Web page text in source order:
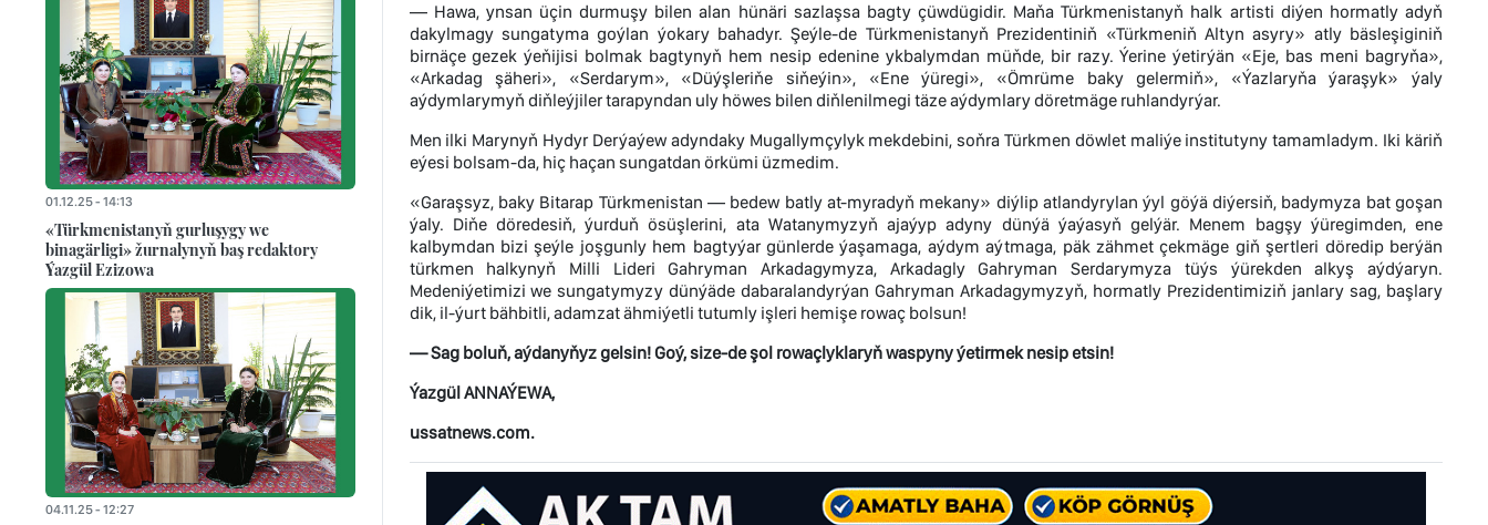
— Hawa, ynsan üçin durmuşy bilen alan hünäri sazlaşsa bagty çüwdügidir. Maňa Türkmenistanyň halk artisti diýen hormatly adyň
dakylmagy sungatyma goýlan ýokary bahadyr. Şeýle-de Türkmenistanyň Prezidentiniň «Türkmeniň Altyn asyry» atly bäsleşiginiň
birnäçe gezek ýeňijisi bolmak bagtynyň hem nesip edenine ykbalymdan müňde, bir razy. Ýerine ýetirýän «Eje, bas meni bagryňa»,
«Arkadag şäheri», «Serdarym», «Düýşleriňe siňeýin», «Ene ýüregi», «Ömrüme baky gelermiň», «Ýazlaryňa ýaraşyk» ýaly
aýdymlarymyň diňleýjiler tarapyndan uly höwes bilen diňlenilmegi täze aýdymlary döretmäge ruhlandyrýar.
Men ilki Marynyň Hydyr Derýaýew adyndaky Mugallymçylyk mekdebini, soňra Türkmen döwlet maliýe institutyny tamamladym. Iki käriň
eýesi bolsam-da, hiç haçan sungatdan örkümi üzmedim.
«Garaşsyz, baky Bitarap Türkmenistan — bedew batly at-myradyň mekany» diýlip atlandyrylan ýyl göýä diýersiň, badymyza bat goşan
ýaly. Diňe döredesiň, ýurduň ösüşlerini, ata Watanymyzyň ajaýyp adyny dünýä ýaýasyň gelýär. Menem bagşy ýüregimden, ene
kalbymdan bizi şeýle joşgunly hem bagtyýar günlerde ýaşamaga, aýdym aýtmaga, päk zähmet çekmäge giň şertleri döredip berýän
türkmen halkynyň Milli Lideri Gahryman Arkadagymyza, Arkadagly Gahryman Serdarymyza tüýs ýürekden alkyş aýdýaryn.
Medeniýetimizi we sungatymyzy dünýäde dabaralandyrýan Gahryman Arkadagymyzyň, hormatly Prezidentimiziň janlary sag, başlary
dik, il-ýurt bähbitli, adamzat ähmiýetli tutumly işleri hemişe rowaç bolsun!
— Sag boluň, aýdanyňyz gelsin! Goý, size-de şol rowaçlyklaryň waspyny ýetirmek nesip etsin!
Ýazgül ANNAÝEWA,
ussatnews.com.
01.12.25 - 14:13
«Türkmenistanyň gurluşygy we
binagärligi» žurnalynyň baş redaktory
Ýazgül Ezizowa
04.11.25 - 12:27